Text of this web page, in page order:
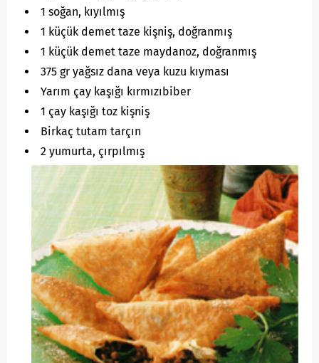
1 soğan, kıyılmış
1 küçük demet taze kişniş, doğranmış
1 küçük demet taze maydanoz, doğranmış
375 gr yağsız dana veya kuzu kıyması
Yarım çay kaşığı kırmızıbiber
1 çay kaşığı toz kişniş
Birkaç tutam tarçın
2 yumurta, çırpılmış